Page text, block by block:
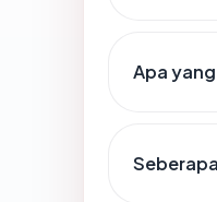
Apa